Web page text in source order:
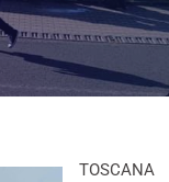
TOSCANA